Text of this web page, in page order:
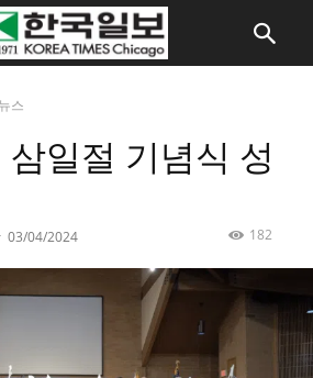
스
일절 기념식 성
03/04/2024 182